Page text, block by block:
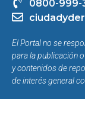
0800-999-
El Portal no se
para la publicación
y contenidos de
de interés general